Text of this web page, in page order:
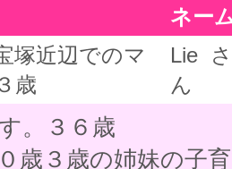
ネー
塚近辺でのマ
歳
Lie さ
ん
。３６歳
歳３歳の姉妹の子育